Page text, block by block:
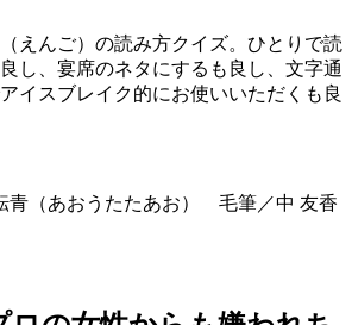
えんご）の読み方クイズ。ひとりで読
し、宴席のネタにするも良し、文字通
イスブレイク的にお使いいただくも良
青（あおうたたあお） 毛筆／中 友香